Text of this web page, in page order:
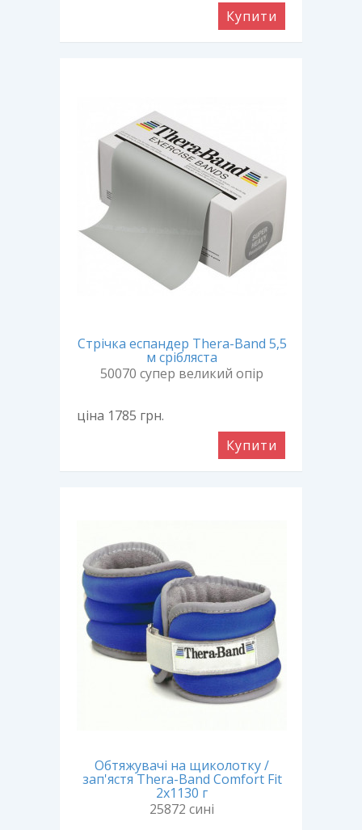
Купити
Стрічка еспандер Thera-Band 5,5
м срібляста
50070 супер великий опір
ціна 1785 грн.
Купити
Обтяжувачі на щиколотку /
зап'ястя Thera-Band Comfort Fit
2х1130 г
25872 сині